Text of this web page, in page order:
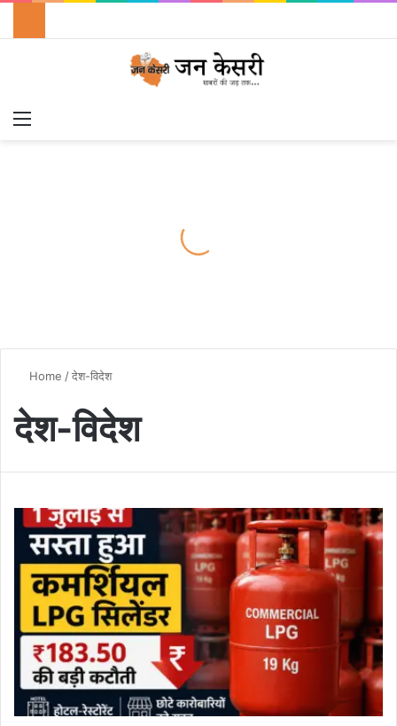
Home /देश-विदेश
देश-विदेश